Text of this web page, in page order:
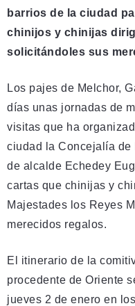
barrios de la ciudad
chinijos y chinijas
solicitándoles sus
Los pajes de Melchor,
días unas jornadas de
visitas que ha
ciudad la Concejalía
de alcalde Echedey
cartas que chinijas y
Majestades los Reyes
merecidos regalos.
El itinerario de la
procedente de Oriente
jueves 2 de enero en